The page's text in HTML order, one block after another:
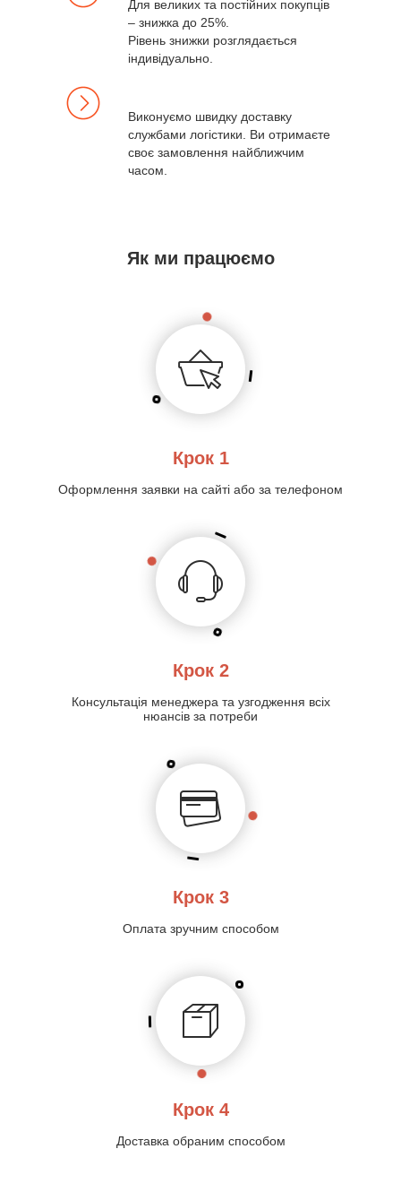
Для великих та постійних покупців
– знижка до 25%.
Рівень знижки розглядається
індивідуально.
Виконуємо швидку доставку
службами логістики. Ви отримаєте
своє замовлення найближчим
часом.
Як ми працюємо
Крок 1
Оформлення заявки на сайті або за телефоном
Крок 2
Консультація менеджера та узгодження всіх
нюансів за потреби
Крок 3
Оплата зручним способом
Крок 4
Доставка обраним способом